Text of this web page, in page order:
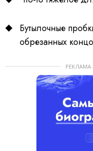
Бутылочные
обрезанных